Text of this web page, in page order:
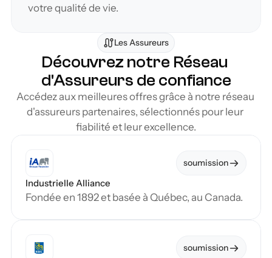
votre qualité de vie.
Les Assureurs
Découvrez notre Réseau
d'Assureurs de confiance
Accédez aux meilleures offres grâce à notre réseau
d'assureurs partenaires, sélectionnés pour leur
fiabilité et leur excellence.
soumission
Industrielle Alliance
Fondée en 1892 et basée à Québec, au Canada.
soumission